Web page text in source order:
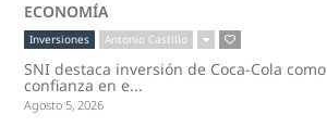
ECONOMÍA
Inversiones Antonio Castillo
SNI destaca inversión de Coca-Cola
confianza en e...
Agosto 5, 2026